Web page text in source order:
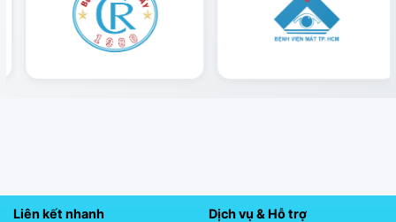
Liên kết nhanh Dịch vụ & Hỗ trợ